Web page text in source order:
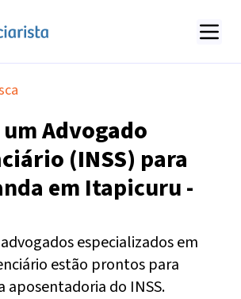
Advogado
(INSS) para
em Itapicuru -
especializados em
estão prontos para
aposentadoria do INSS.